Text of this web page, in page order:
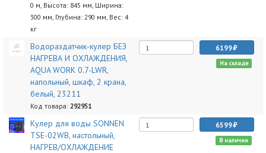
0 м, Высота: 845 мм, Ширина:
300 мм, Глубина: 290 мм, Вес: 4
кг
Водораздатчик-кулер БЕЗ
НАГРЕВА И ОХЛАЖДЕНИЯ,
AQUA WORK 0.7-LWR,
напольный, шкаф, 2 крана,
белый, 23211
Код товара: 292951
6199
На складе
Кулер для воды SONNEN
TSE-02WB, настольный,
НАГРЕВ/ОХЛАЖДЕНИЕ
6599
В наличии